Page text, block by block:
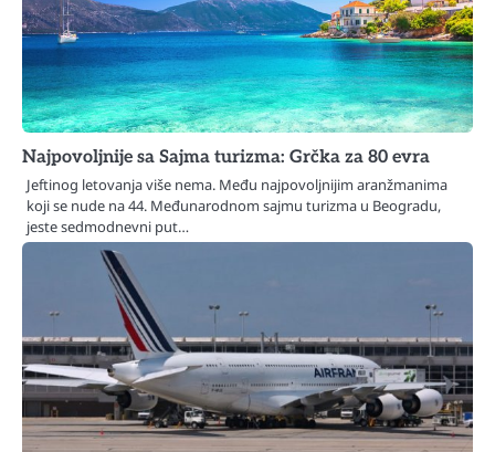
Najpovoljnije sa Sajma turizma: Grčka za 80 evra
Jeftinog letovanja više nema. Među najpovoljnijim aranžmanima
koji se nude na 44. Međunarodnom sajmu turizma u Beogradu,
jeste sedmodnevni put…